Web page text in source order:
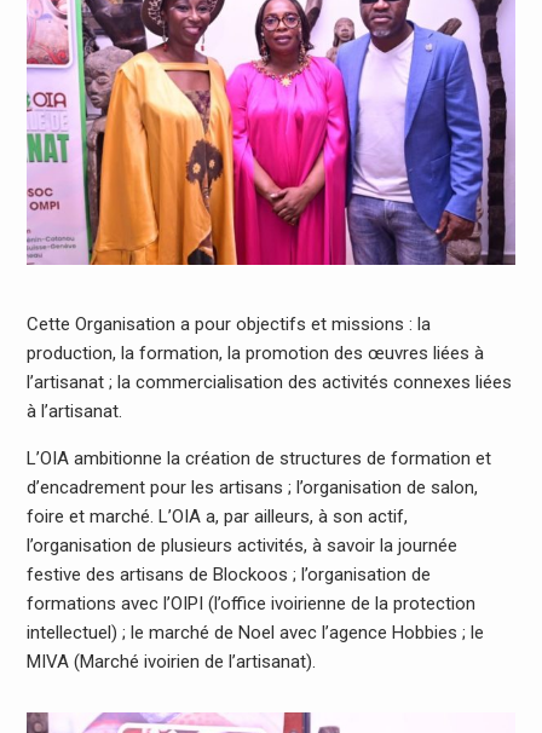
Cette Organisation a pour objectifs et missions : la
production, la formation, la promotion des œuvres liées à
l’artisanat ; la commercialisation des activités connexes liées
à l’artisanat.
L’OIA ambitionne la création de structures de formation et
d’encadrement pour les artisans ; l’organisation de salon,
foire et marché. L’OIA a, par ailleurs, à son actif,
l’organisation de plusieurs activités, à savoir la journée
festive des artisans de Blockoos ; l’organisation de
formations avec l’OIPI (l’office ivoirienne de la protection
intellectuel) ; le marché de Noel avec l’agence Hobbies ; le
MIVA (Marché ivoirien de l’artisanat).